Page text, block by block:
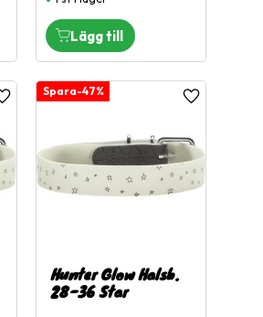
Lägg till i favoriter
Hunter Glow Halsb.
28-36 Star
47%
Lägg till i